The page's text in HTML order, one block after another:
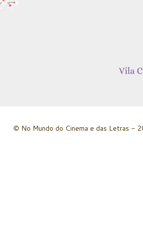
© No Mundo do Cinema e das Letras -